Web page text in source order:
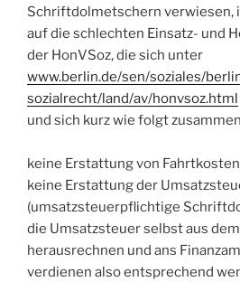
Schriftdolmetschern verwiesen,
auf die schlechten Einsatz- und
der HonVSoz, die sich unter
www.berlin.de/sen/soziales/
sozialrecht/land/av/honvsoz.html
und sich kurz wie folgt
keine Erstattung von
keine Erstattung der
(umsatzsteuerpflichtige
die Umsatzsteuer selbst aus
herausrechnen und ans
verdienen also entsprechend